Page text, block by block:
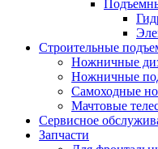
Строительные
Ножничные
Ножничные
Самоходные
Мачтовые
Сервисное
Запчасти